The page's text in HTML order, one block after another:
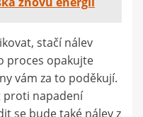
stačí nálev
proces opakujte
vám za to poděkují.
proti napadení
se bude také nálev z